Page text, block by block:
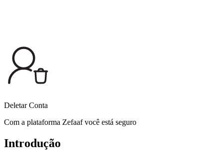
Deletar Conta
Com a plataforma Zefaaf você está seguro
Introdução